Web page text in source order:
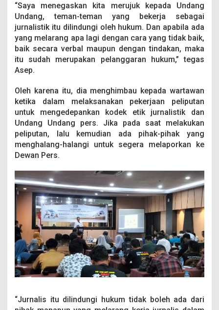
l
i
n
d
n
g
n
n
g
U
n
“Saya menegaskan kita merujuk kepada Undang
Undang, teman-teman yang bekerja sebagai
jurnalistik itu dilindungi oleh hukum. Dan apabila ada
yang melarang apa lagi dengan cara yang tidak baik,
baik secara verbal maupun dengan tindakan, maka
itu sudah merupakan pelanggaran hukum,” tegas
Asep.
Oleh karena itu, dia menghimbau kepada wartawan
ketika dalam melaksanakan pekerjaan peliputan
untuk mengedepankan kodek etik jurnalistik dan
Undang Undang pers. Jika pada saat melakukan
peliputan, lalu kemudian ada pihak-pihak yang
menghalang-halangi untuk segera melaporkan ke
Dewan Pers.
“Jurnalis itu dilindungi hukum tidak boleh ada dari